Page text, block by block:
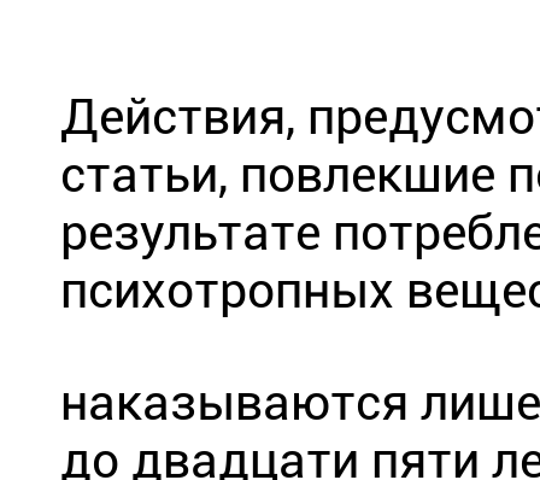
Действия,
статьи, повлекшие
результате
психотропных
наказываются
до двадцати пяти